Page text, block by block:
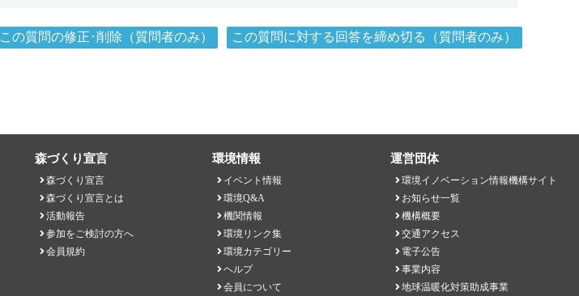
この質問の修正･削除（質問者のみ） この質問に対する回答を締め切る（質問者のみ）
森づくり宣言
森づくり宣言
森づくり宣言とは
活動報告
参加をご検討の方へ
会員規約
環境情報
イベント情報
環境Q&A
機関情報
環境リンク集
環境カテゴリー
ヘルプ
会員について
運営団体
環境イノベーション情報機構サイト
お知らせ一覧
機構概要
交通アクセス
電子公告
事業内容
地球温暖化対策助成事業